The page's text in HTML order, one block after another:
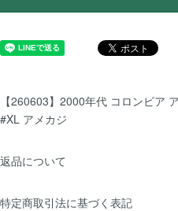
【260603】2000年代 コロンビア
#XL アメカジ
返品について
特定商取引法に基づく表記